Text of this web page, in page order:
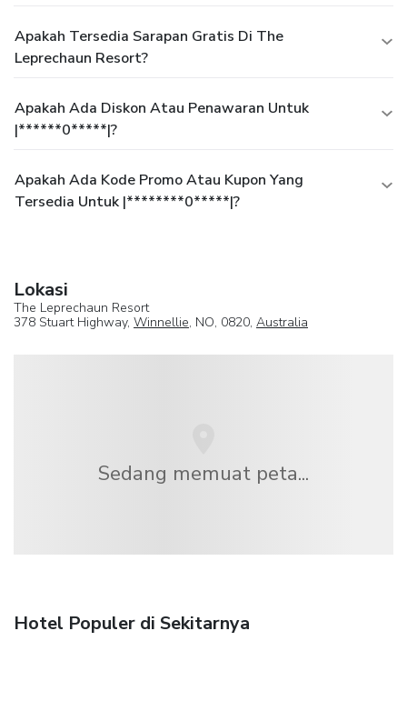
Apakah Tersedia Sarapan Gratis Di The
Leprechaun Resort?
Apakah Ada Diskon Atau Penawaran Untuk
|******0*****|?
Apakah Ada Kode Promo Atau Kupon Yang
Tersedia Untuk |********0*****|?
Lokasi
The Leprechaun Resort
378 Stuart Highway, Winnellie, NO, 0820, Australia
Sedang memuat peta...
Hotel Populer di Sekitarnya